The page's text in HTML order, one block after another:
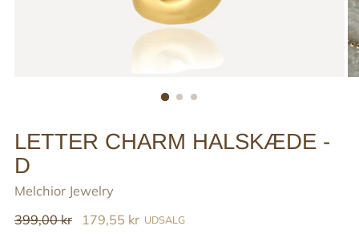
LETTER CHARM HALSKÆDE -
D
Melchior Jewelry
Reguler
399,00 kr 179,55 kr UDSALG